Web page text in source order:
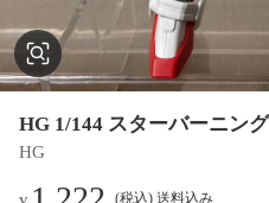
HG 1/144 スターバーニン
HG
(税込) 送料込み